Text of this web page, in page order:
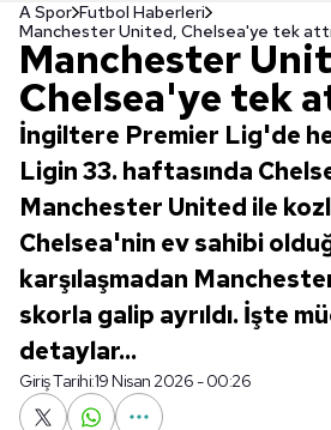
A Spor Futbol Haberleri
Manchester United, Chelsea'ye tek
Manchester
Chelsea'ye tek
İngiltere Premier Lig'de
Ligin 33. haftasında
Manchester United ile
Chelsea'nin ev sahibi
karşılaşmadan
skorla galip ayrıldı. İşte
detaylar...
Giriş Tarihi:19 Nisan 2026 - 00:26